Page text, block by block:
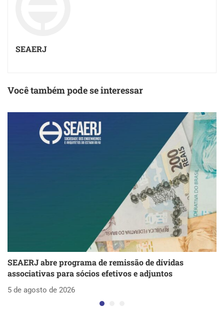
SEAERJ
Você também pode se interessar
SEAERJ abre programa de remissão de dívidas
associativas para sócios efetivos e adjuntos
5 de agosto de 2026